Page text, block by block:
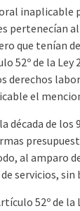
inaplicable
pertenecían
que tenían
52º de la
derechos
el
década de
al amparo
servicios,
52º de